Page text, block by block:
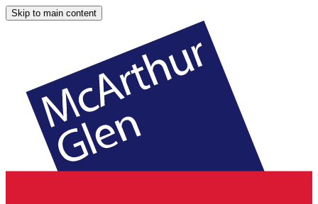
Skip to main content